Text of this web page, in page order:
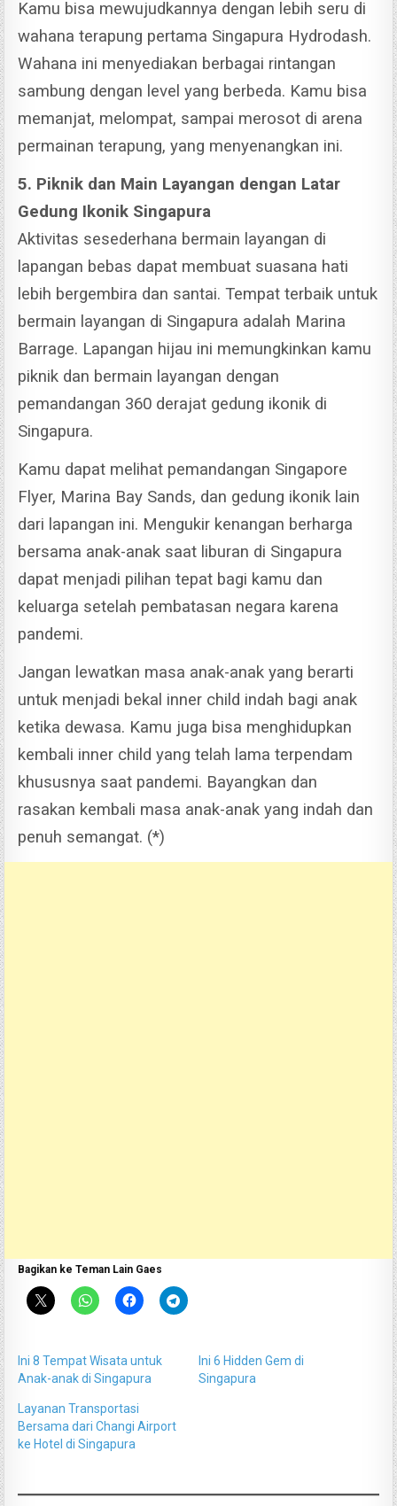
Kamu bisa mewujudkannya dengan lebih seru di
wahana terapung pertama Singapura Hydrodash.
Wahana ini menyediakan berbagai rintangan
sambung dengan level yang berbeda. Kamu bisa
memanjat, melompat, sampai merosot di arena
permainan terapung, yang menyenangkan ini.
5. Piknik dan Main Layangan dengan Latar
Gedung Ikonik Singapura
Aktivitas sesederhana bermain layangan di
lapangan bebas dapat membuat suasana hati
lebih bergembira dan santai.Tempat terbaik untuk
bermain layangan di Singapura adalah Marina
Barrage. Lapangan hijau ini memungkinkan kamu
piknik dan bermain layangan dengan
pemandangan 360 derajat gedung ikonik di
Singapura.
Kamu dapat melihat pemandangan Singapore
Flyer, Marina Bay Sands, dan gedung ikonik lain
dari lapangan ini. Mengukir kenangan berharga
bersama anak-anak saat liburan di Singapura
dapat menjadi pilihan tepat bagi kamu dan
keluarga setelah pembatasan negara karena
pandemi.
Jangan lewatkan masa anak-anak yang berarti
untuk menjadi bekal inner child indah bagi anak
ketika dewasa. Kamu juga bisa menghidupkan
kembali inner child yang telah lama terpendam
khususnya saat pandemi. Bayangkan dan
rasakan kembali masa anak-anak yang indah dan
penuh semangat. (*)
Bagikan ke Teman Lain Gaes
Ini 8 Tempat Wisata untuk
Anak-anak di Singapura
Ini 6 Hidden Gem di
Singapura
Layanan Transportasi
Bersama dari Changi Airport
ke Hotel di Singapura